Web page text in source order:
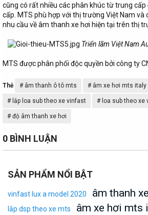
cũng có rất nhiều các phân khúc từ trung cấp
cấp. MTS phù hợp với thị trường Việt Nam và
nhu cầu về âm thanh xe hơi hiện tại trên thị
Triển lãm Việt Nam
MTS được phân phối độc quyền bởi công ty
Thẻ
ẻ
âm thanh ô tô mts âm xe hơi mts italy
lắp loa sub theo xe vinfast loa sub theo xe
độ âm thanh xe hơi
0 BÌNH LUẬN
SẢN PHẨM NỔI BẬT
vinfast lux a model 2020 âm thanh
lắp dsp theo xe mts âm xe hơi mts